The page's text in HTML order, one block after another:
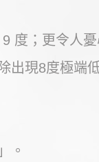
度；更令人
出現8度極端
。